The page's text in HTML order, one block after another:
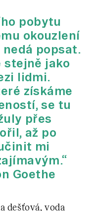
pobytu
okouzlení
popsat.
stejně jako
lidmi.
získáme
se tu
přes
až po
mi
Goethe
dešťová, voda